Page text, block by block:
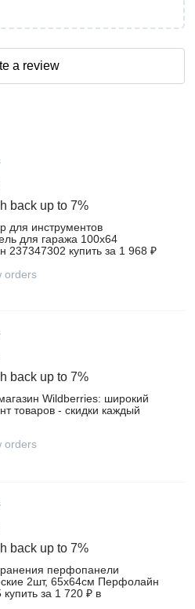
a review
back up to 7%
для инструментов
для гаража 100х64
237347302 купить за 1 968 ₽
orders
back up to 7%
Wildberries: широкий
товаров - скидки каждый
orders
back up to 7%
перфопанели
2шт, 65х64см Перфолайн
за 1 720 ₽ в